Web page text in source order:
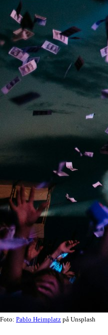
Foto: Pablo Heimplatz på Unsplash